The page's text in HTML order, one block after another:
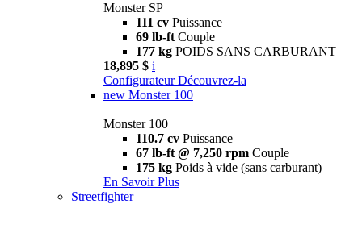
Monster SP
111 cv Puissance
69 lb-ft Couple
177 kg POIDS SANS CARBURANT
18,895 $ i
Configurateur Découvrez-la
new Monster 100
Monster 100
110.7 cv Puissance
67 lb-ft @ 7,250 rpm Couple
175 kg Poids à vide (sans carburant)
En Savoir Plus
Streetfighter